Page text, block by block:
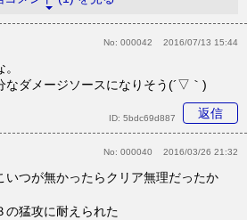
No: 000042 2016/07/13 15:44
なダメージソースになりそう(´▽｀)
返信
ID: 5bdc69d887
No: 000040 2016/03/26 21:32
いつが無かったらクリア無理だったか
の猛攻に耐えられた